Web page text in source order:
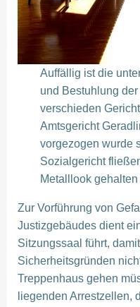
Auffällig ist die
und Bestuhlung
verschieden
Amtsgericht
vorgezogen wurde
Sozialgericht
Metalllook gehalten
Zur Vorführung von
Justizgebäudes dient
Sitzungssaal führt,
Sicherheitsgründen
Treppenhaus gehen
liegenden Arrestzellen,